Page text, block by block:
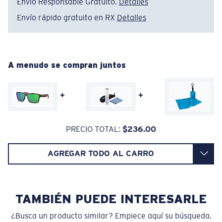
Un frontal de lente amplio diseñado para ajustarse a
que valoran el estilo pero siguen ofreciendo el mejor
rendimiento.
Absorbe la dañina luz azul de alta energía (HEV)
580® VIDRIO LIGHTWAVE
Envío rápido gratuito en RX Detalles
A menudo se compran juntos
+ +
PRECIO TOTAL: $236.00
AGREGAR TODO AL CARRO
TAMBIÉN PUEDE INTERESARLE
¿Busca un producto similar? Empiece aquí su búsqueda.